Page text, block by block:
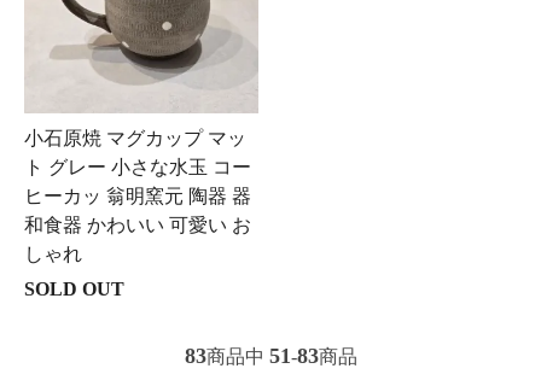
小石原焼 マグカップ マッ
ト グレー 小さな水玉 コー
ヒーカッ 翁明窯元 陶器 器
和食器 かわいい 可愛い お
しゃれ
SOLD OUT
83商品中 51-83商品